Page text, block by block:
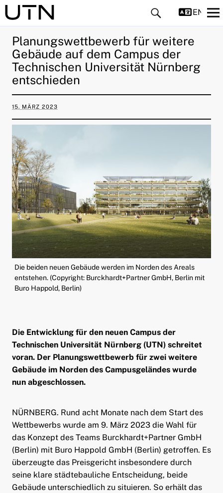
Menü aufklappen
Menü aufklappen
Menü aufklappen
Menü aufklappen
Menü aufklappen
Menü aufklappen
Planungswettbewerb für weitere
Gebäude auf dem Campus der
Technischen Universität Nürnberg
entschieden
15. MÄRZ 2023
Die beiden neuen Gebäude werden im Norden des Areals
entstehen. (Copyright: Burckhardt+Partner GmbH, Berlin mit
Buro Happold, Berlin)
Die Entwicklung für den neuen Campus der
Technischen Universität Nürnberg (UTN) schreitet
voran. Der Planungswettbewerb für zwei weitere
Gebäude im Norden des Campusgeländes wurde
nun abgeschlossen.
NÜRNBERG. Rund acht Monate nach dem Start des
Wettbewerbs wurde am 9. März 2023 die Wahl für
das Konzept des Teams Burckhardt+Partner GmbH
(Berlin) mit Buro Happold GmbH (Berlin) getroffen. Es
überzeugte das Preisgericht insbesondere durch
seine klare städtebauliche Entscheidung, beide
Gebäude unterschiedlich zu situieren. So erhält das